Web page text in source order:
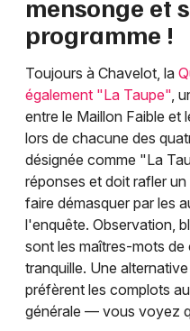
mensonge et
programme !
Toujours à Chavelot, la
également "La Taupe",
entre le Maillon Faible et
lors de chacune des
désignée comme "La
réponses et doit rafler
faire démasquer par les
l'enquête. Observation,
sont les maîtres-mots de
tranquille. Une
préfèrent les complots
générale — vous voyez